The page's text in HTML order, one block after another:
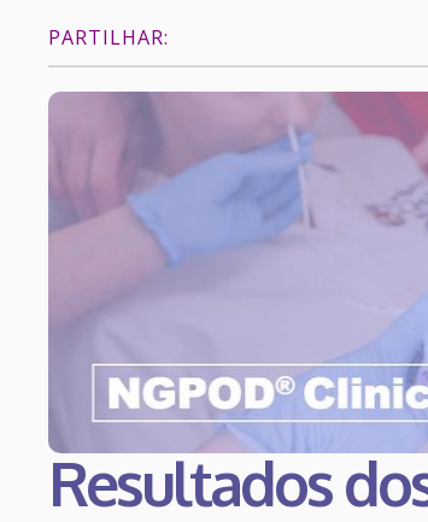
PARTILHAR:
Resultados